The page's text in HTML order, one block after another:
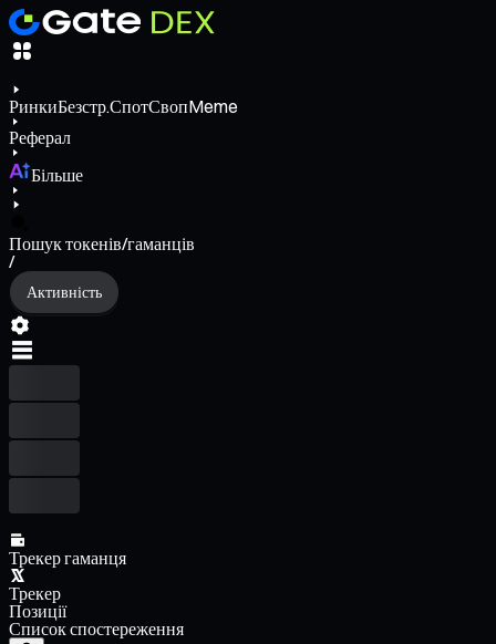
РинкиБезстр.СпотСвопMeme
Реферал
Більше
Пошук токенів/гаманців
/
Активність
Трекер гаманця
Трекер
Позиції
Список спостереження